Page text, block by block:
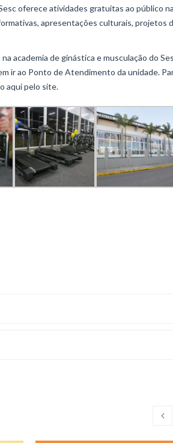
oferece atividades gratuitas ao público na
apresentações culturais, projetos
academia de ginástica e musculação do
ir ao Ponto de Atendimento da unidade.
aqui pelo site.